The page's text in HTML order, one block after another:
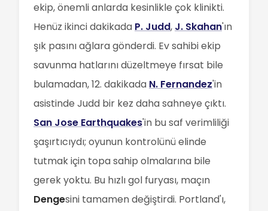
ekip, önemli anlarda kesinlikle çok klinikti.
Henüz ikinci dakikada P. Judd, J. Skahan'ın
şık pasını ağlara gönderdi. Ev sahibi ekip
savunma hatlarını düzeltmeye fırsat bile
bulamadan, 12. dakikada N. Fernandez'in
asistinde Judd bir kez daha sahneye çıktı.
San Jose Earthquakes'in bu saf verimliliği
şaşırtıcıydı; oyunun kontrolünü elinde
tutmak için topa sahip olmalarına bile
gerek yoktu. Bu hızlı gol furyası, maçın
Dengesini tamamen değiştirdi. Portland'ı,